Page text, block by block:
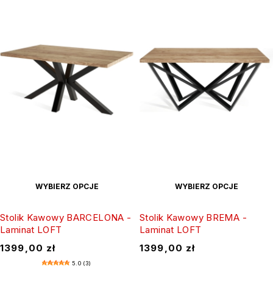
WYBIERZ OPCJE
Stolik Kawowy BARCELONA -
Laminat LOFT
1399,00 zł
5.0 (3)
WYBIERZ OPCJE
Stolik Kawowy BREMA -
Laminat LOFT
1399,00 zł